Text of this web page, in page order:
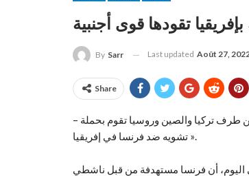
تقودها قوى أجنبية
By Sarr Last updated Août 27,
Share
– قال الرئيس الفرنسي إيمانويل ماكرون إن العديد من الشبكات « تدار سريا من طرف تركيا والصين وروسيا تقوم بحملة
تشويه ضد فرنسا في إفريقيا ».
اليوم، أن فرنسا مستهدفة من قبل ناشطي